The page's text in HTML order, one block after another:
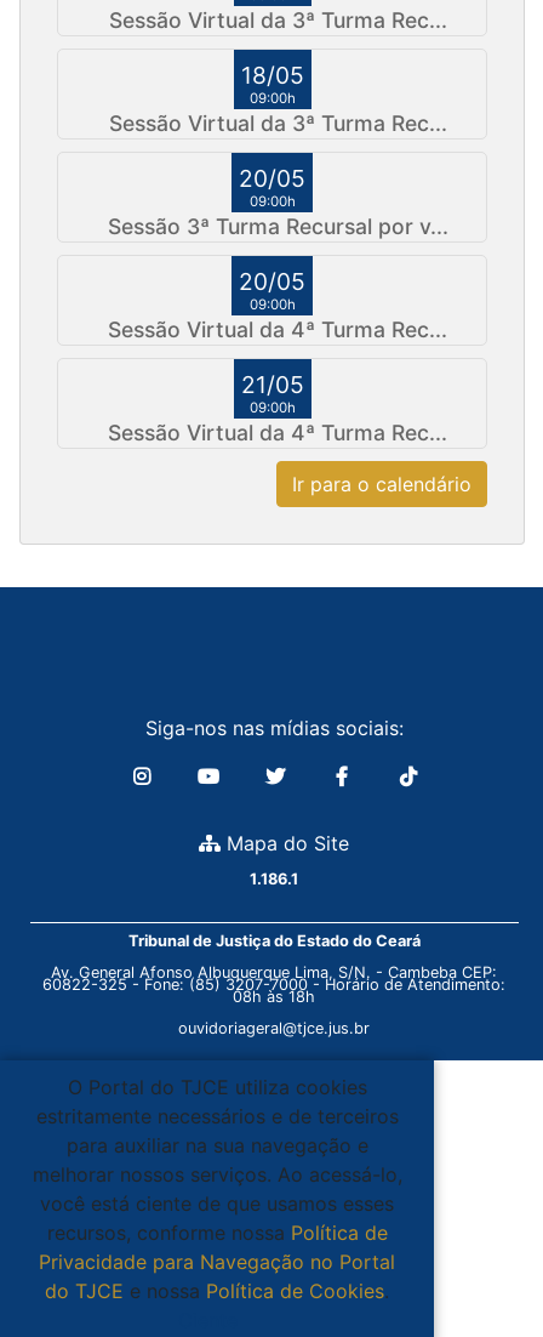
Sessão Virtual da 3ª Turma Rec...
18/05
09:00h
Sessão Virtual da 3ª Turma Rec...
20/05
09:00h
Sessão 3ª Turma Recursal por v...
20/05
09:00h
Sessão Virtual da 4ª Turma Rec...
21/05
09:00h
Sessão Virtual da 4ª Turma Rec...
Ir para o calendário
Siga-nos nas mídias sociais:
Mapa do Site
1.186.1
Tribunal de Justiça do Estado do Ceará
Av. General Afonso Albuquerque Lima, S/N. - Cambeba CEP:
60822-325 - Fone: (85) 3207-7000 - Horário de Atendimento:
08h às 18h
ouvidoriageral@tjce.jus.br
O Portal do TJCE utiliza cookies
estritamente necessários e de terceiros
para auxiliar na sua navegação e
melhorar nossos serviços. Ao acessá-lo,
você está ciente de que usamos esses
recursos, conforme nossa Política de
Privacidade para Navegação no Portal
do TJCE e nossa Política de Cookies.